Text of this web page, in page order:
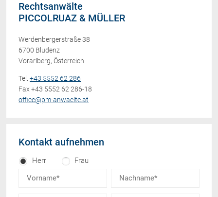
Rechtsanwälte
PICCOLRUAZ & MÜLLER
Werdenbergerstraße 38
6700 Bludenz
Vorarlberg, Österreich
Tel.+43 5552 62 286
Fax +43 5552 62 286-18
office@pm-anwaelte.at
Kontakt aufnehmen
Herr Frau